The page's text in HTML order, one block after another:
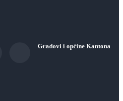
Gradovi i općine Kantona